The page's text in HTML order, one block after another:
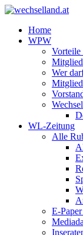
Home
WPW
Wer
WL-Zeitung
Alle
E-